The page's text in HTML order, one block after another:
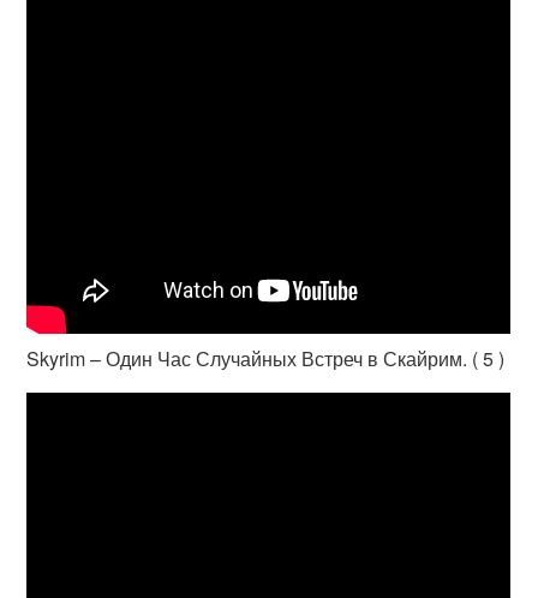
Skyrim – Один Час Случайных Встреч в Скайрим. ( 5 )